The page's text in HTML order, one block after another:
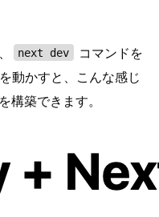
next dev
コマンドを
動かすと、こんな感じ
構築できます。